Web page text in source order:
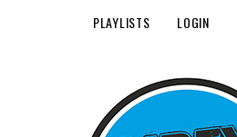
PLAYLISTS LOGIN